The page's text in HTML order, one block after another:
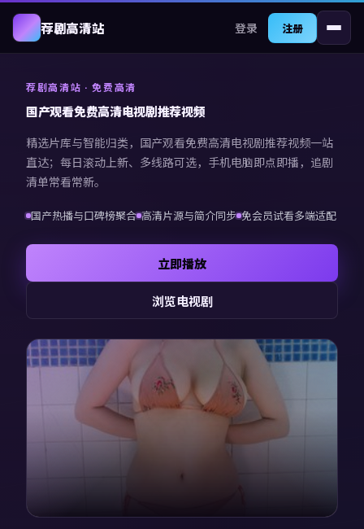
荐剧高清站 登录 注册
荐剧高清站 · 免费高清
国产观看免费高清电视剧推荐视频
精选片库与智能归类， 国产观看免费高清电视剧推荐视频一站
直达；每日滚动上新、多线路可选，手机电脑即点即播，追剧
清单常看常新。
国产热播与口碑榜聚合 高清片源与简介同步 免会员试看多端适配
立即播放
浏览电视剧